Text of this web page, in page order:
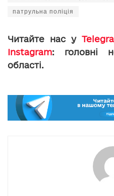
патрульна поліція
Читайте нас у
Instagram: головні
області.